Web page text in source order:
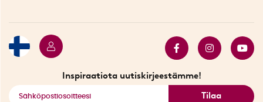
Inspiraatiota uutiskirjeestämme!
Tilaa